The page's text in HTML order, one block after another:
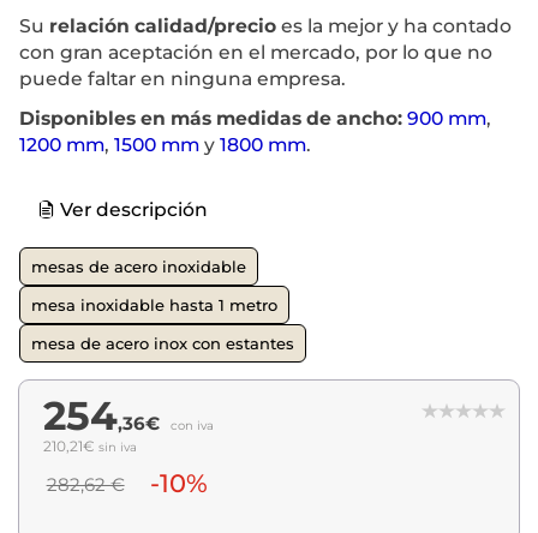
Su relación calidad/precio es la mejor y ha contado
con gran aceptación en el mercado, por lo que no
puede faltar en ninguna empresa.
Disponibles en más medidas de ancho: 900 mm,
1200 mm, 1500 mm y 1800 mm.
Ver descripción
mesas de acero inoxidable
mesa inoxidable hasta 1 metro
mesa de acero inox con estantes
254,36€ con iva
210,21€ sin iva
282,62 € -10%